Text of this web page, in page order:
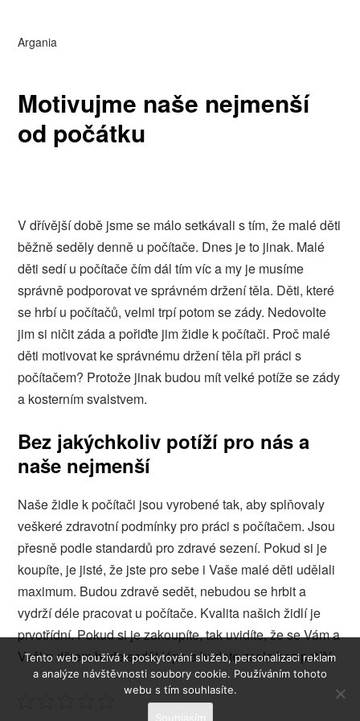
Argania
Motivujme naše nejmenší
od počátku
V dřívější době jsme se málo setkávali s tím, že malé děti
běžně seděly denně u počítače. Dnes je to jinak. Malé
děti sedí u počítače čím dál tím víc a my je musíme
správně podporovat ve správném držení těla. Děti, které
se hrbí u počítačů, velmi trpí potom se zády. Nedovolte
jim si ničit záda a pořiďte jimžidle k počítači. Proč malé
děti motivovat ke správnému držení těla při práci s
počítačem? Protože jinak budou mít velké potíže se zády
a kosterním svalstvem.
Bez jakýchkoliv potíží pro nás a
naše nejmenší
Naše židle k počítači jsou vyrobené tak, aby splňovaly
veškeré zdravotní podmínky pro práci s počítačem. Jsou
přesně podle standardů pro zdravé sezení. Pokud si je
koupíte, je jisté, že jste pro sebe i Vaše malé děti udělali
maximum. Budou zdravě sedět, nebudou se hrbit a
vydrží déle pracovat u počítače. Kvalita našich židlí je
prvotřídní. Pokud si je zakoupíte, tak uvidíte, že se Vám a
Vašim dětem bude sedět lépe a budete zcela bez potíží.
Tento web používá k poskytování služeb, personalizaci reklam
a analýze návštěvnosti soubory cookie. Používáním tohoto
webu s tím souhlasíte.
Souhlasím